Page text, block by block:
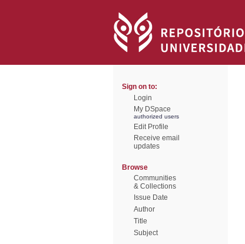
Sign on to:
Login
My DSpace
authorized users
Edit Profile
Receive email
updates
Browse
Communities
& Collections
Issue Date
Author
Title
Subject